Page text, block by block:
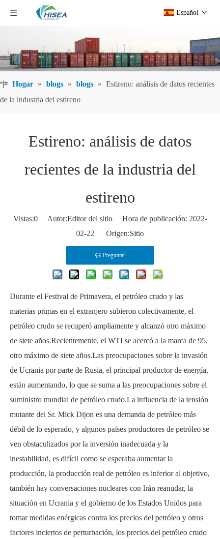
Español
Hogar » blogs » blogs » Estireno: análisis de datos recientes
de la industria del estireno
Estireno: análisis de datos
recientes de la industria del
estireno
Vistas:0Autor:Editor del sitio Hora de publicación: 2022-
02-22 Origen:Sitio
Preguntar
Durante el Festival de Primavera, el petróleo crudo y las
materias primas en el extranjero subieron colectivamente, el
petróleo crudo se recuperó ampliamente y alcanzó otro máximo
de siete años.Recientemente, el WTI se acercó a la marca de 95,
otro máximo de siete años.Las preocupaciones sobre la invasión
de Ucrania por parte de Rusia, el principal productor de energía,
están aumentando, lo que se suma a las preocupaciones sobre el
suministro mundial de petróleo crudo.La influencia de la tensión
mutante del Sr. Mick Dijon es una demanda de petróleo más
débil de lo esperado, y algunos países productores de petróleo se
ven obstaculizados por la inversión inadecuada y la
inestabilidad, es difícil como se esperaba aumentar la
producción, la producción real de petróleo es inferior al objetivo,
también hay conversaciones nucleares con Irán reanudar, la
situación en Ucrania y el gobierno de los Estados Unidos para
tomar medidas enérgicas contra los precios del petróleo y otros
factores inciertos de perturbación, los precios del petróleo crudo